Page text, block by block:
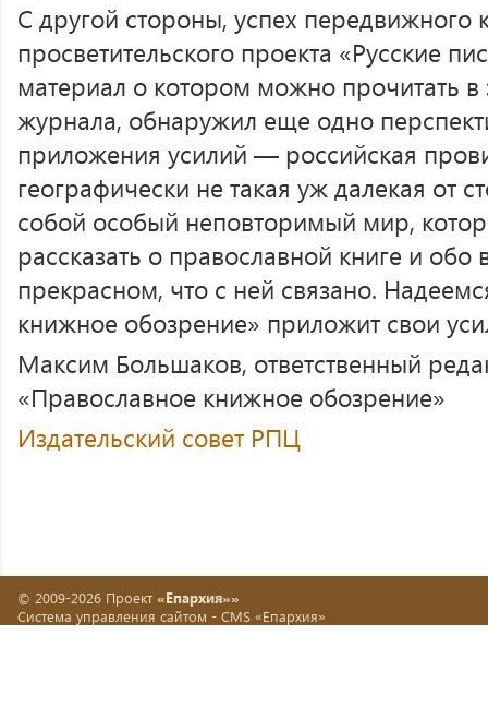
С другой стороны, успех передвижного
просветительского проекта «Русские
материал о котором можно прочитать
журнала, обнаружил еще одно
приложения усилий — российская
географически не такая уж далекая от
собой особый неповторимый мир,
рассказать о православной книге и обо
прекрасном, что с ней связано.
книжное обозрение» приложит свои
Максим Большаков, ответственный
«Православное книжное обозрение»
Издательский совет РПЦ
© 2009-2026 Проект «Епархия»»
Система управления сайтом - CMS «Епархия»